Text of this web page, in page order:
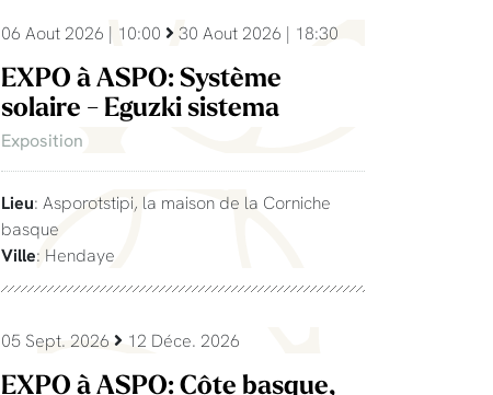
06 Aout 2026 | 10:00 30 Aout 2026 | 18:30
EXPO à ASPO: Système
solaire - Eguzki sistema
Exposition
Lieu: Asporotstipi, la maison de la Corniche
basque
Ville: Hendaye
05 Sept. 2026 12 Déce. 2026
EXPO à ASPO: Côte basque,